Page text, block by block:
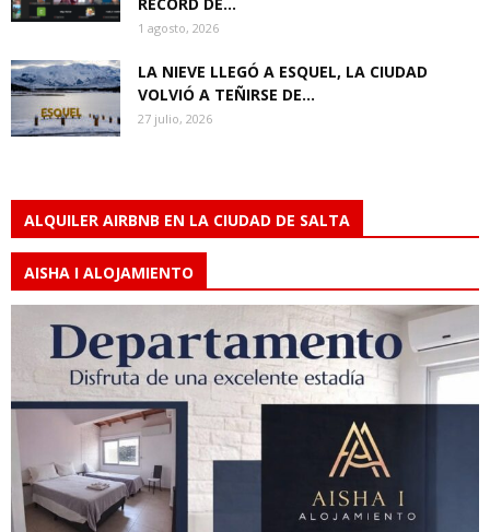
1 agosto, 2026
LA NIEVE LLEGÓ A ESQUEL, LA CIUDAD
VOLVIÓ A TEÑIRSE DE...
27 julio, 2026
ALQUILER AIRBNB EN LA CIUDAD DE SALTA
AISHA I ALOJAMIENTO